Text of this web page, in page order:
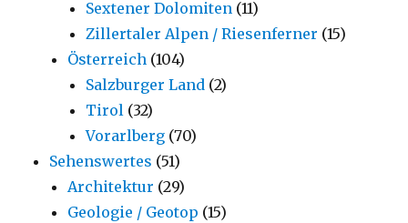
Sextener Dolomiten (11)
Zillertaler Alpen / Riesenferner (15)
Österreich (104)
Salzburger Land (2)
Tirol (32)
Vorarlberg (70)
Sehenswertes (51)
Architektur (29)
Geologie / Geotop (15)